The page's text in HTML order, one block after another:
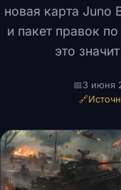
новая карта Juno
и пакет правок
это
📅3 июня
🔗